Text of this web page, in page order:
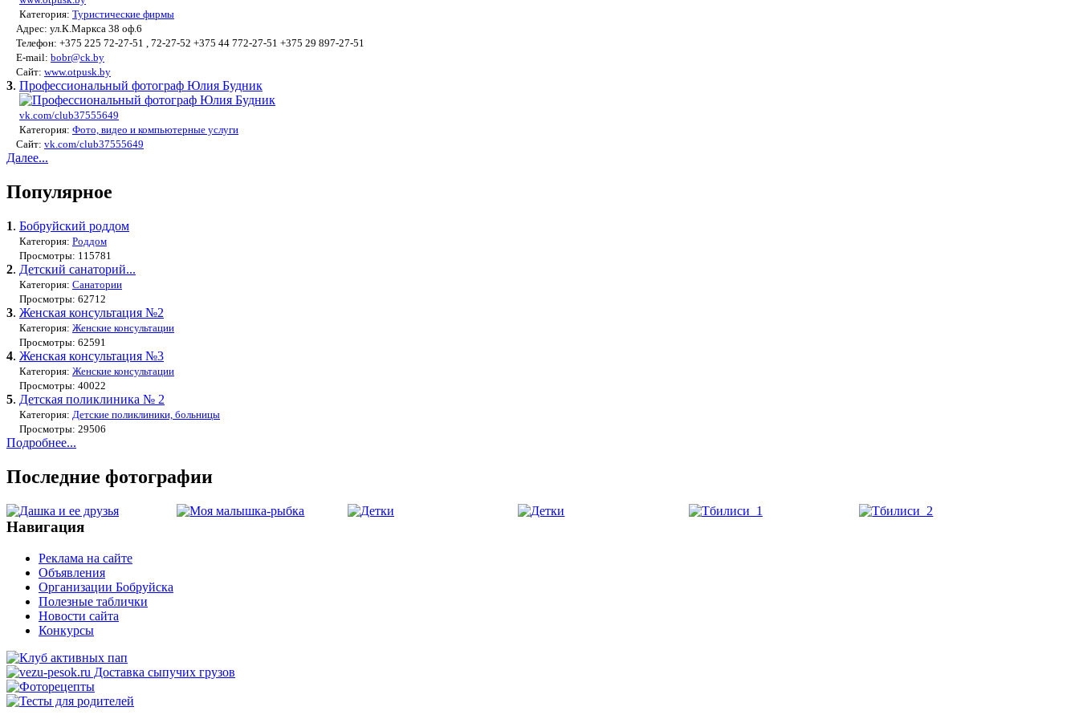
Категория: Туристические фирмы
Адрес: ул.К.Маркса 38 оф.6
Телефон: +375 225 72-27-51 , 72-27-52 +375 44 772-27-51 +375 29 897-27-51
E-mail: bobr@ck.by
Сайт: www.otpusk.by
3. Профессиональный фотограф Юлия Будник
vk.com/club37555649
Категория: Фото, видео и компьютерные услуги
Сайт: vk.com/club37555649
Далее...
Популярное
1. Бобруйский роддом
Категория: Роддом
Просмотры: 115781
2. Детский санаторий...
Категория: Санатории
Просмотры: 62712
3. Женская консультация №2
Категория: Женские консультации
Просмотры: 62591
4. Женская консультация №3
Категория: Женские консультации
Просмотры: 40022
5. Детская поликлиника № 2
Категория: Детские поликлиники, больницы
Просмотры: 29506
Подробнее...
Последние фотографии
Навигация
Реклама на сайте
Объявления
Организации Бобруйска
Полезные таблички
Новости сайта
Конкурсы